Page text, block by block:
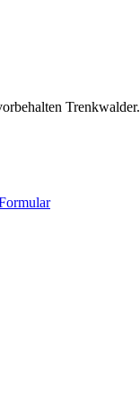
Trenkwalder.